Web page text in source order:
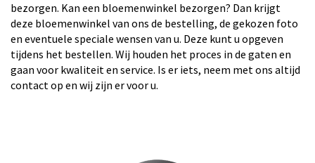
bezorgen. Kan een bloemenwinkel bezorgen? Dan krijgt
deze bloemenwinkel van ons de bestelling, de gekozen foto
en eventuele speciale wensen van u. Deze kunt u opgeven
tijdens het bestellen. Wij houden het proces in de gaten en
gaan voor kwaliteit en service. Is er iets, neem met ons altijd
contact op en wij zijn er voor u.